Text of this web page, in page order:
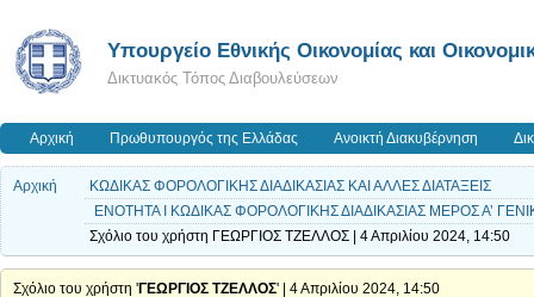
Υπουργείο Εθνικής Οικονομίας και
Δικτυακός Τόπος Διαβουλεύσεων
Αρχική Πρωθυπουργός της Ελλάδας Ανοικτή Διακυβέρνηση
Αρχική
ΚΩΔΙΚΑΣ ΦΟΡΟΛΟΓΙΚΗΣ ΔΙΑΔΙΚΑΣΙΑΣ ΚΑΙ ΑΛΛΕΣ ΔΙΑΤΑΞΕΙΣ
ΕΝΟΤΗΤΑ Ι ΚΩΔΙΚΑΣ ΦΟΡΟΛΟΓΙΚΗΣ ΔΙΑΔΙΚΑΣΙΑΣ ΜΕΡΟΣ Α’
Σχόλιο του χρήστη ΓΕΩΡΓΙΟΣ ΤΖΕΛΛΟΣ | 4 Απριλίου 2024, 14:50
Σχόλιο του χρήστη 'ΓΕΩΡΓΙΟΣ ΤΖΕΛΛΟΣ' | 4 Απριλίου 2024, 14:50